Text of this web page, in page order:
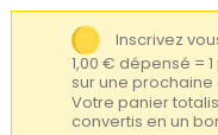
Inscrivez
1,00 € dépensé =
sur une
Votre panier
convertis en un